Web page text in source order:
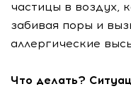
частицы в воздух,
забивая поры и
аллергические
Что делать?